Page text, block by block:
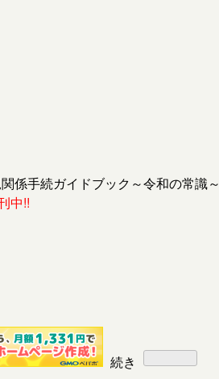
係手続ガイドブック～令和の常識～
中!!
続き